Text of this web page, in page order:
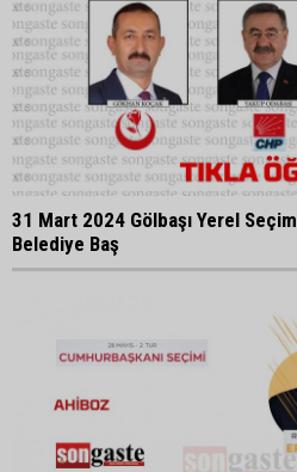
31 Mart 2024 Gölbaşı Yerel
Belediye Baş